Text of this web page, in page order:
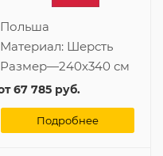
Польша
Материал: Шерсть
Размер—240x340 см
67 785 руб.
Подробнее